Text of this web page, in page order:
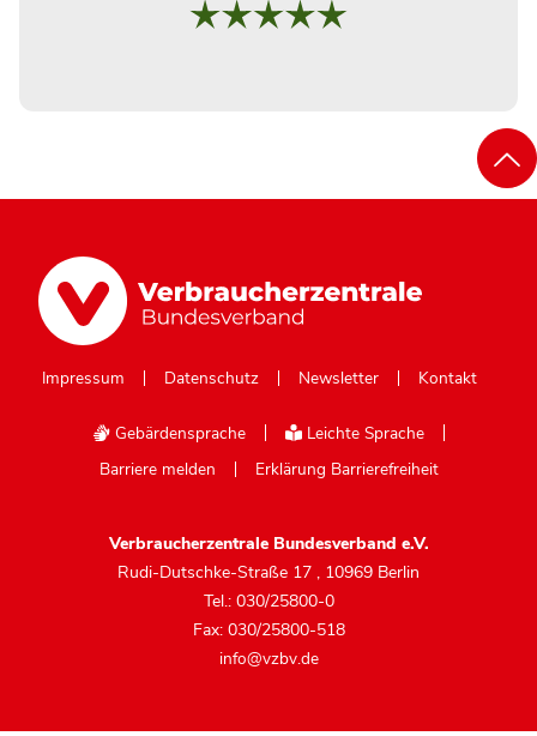
Impressum Datenschutz Newsletter Kontakt
Gebärdensprache
Leichte Sprache
Barriere melden
Erklärung Barrierefreiheit
Verbraucherzentrale Bundesverband e.V.
Rudi-Dutschke-Straße 17 , 10969 Berlin
Tel.: 030/25800-0
Fax: 030/25800-518
info@vzbv.de